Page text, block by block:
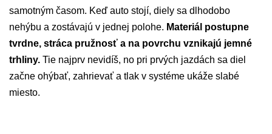
samotným časom. Keď auto stojí, diely sa dlhodobo
nehýbu a zostávajú v jednej polohe. Materiál postupne
tvrdne, stráca pružnosť a na povrchu vznikajú jemné
trhliny. Tie najprv nevidíš, no pri prvých jazdách sa diel
začne ohýbať, zahrievať a tlak v systéme ukáže slabé
miesto.